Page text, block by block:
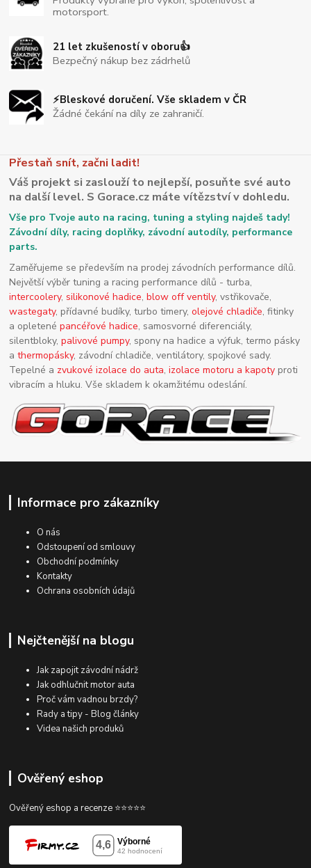
motorsport.
21 let zkušeností v oboru👍
Bezpečný nákup bez zádrhelů
⚡Bleskové doručení. Vše skladem v ČR
Žádné čekání na díly ze zahraničí.
Přestaň snít, začni ladit!
Váš projekt si zaslouží to nejlepší, posuňte své auto
na další level. S Gorace.cz máte vítězství v dohledu.
Vše pro Tvoje auto na racing, tuning a styling najdeš tady!
Závodní díly, racing doplňky, závodní autodíly, performance
parts.
Zaměřujeme se především na prodej závodních performance dílů.
Největší výběr tuning a racing performance dílů - turba,
intercoolery,silikonové hadice,blow off ventily, vstřikovače,
wastegaty, přídavné budíky, turbo timery,olejové chladiče, fitinky
a opletenépancéřové hadice, samosvorné diferenciály,
silentbloky,palivové pumpy, spony na hadice a výfuk, termo pásky
athermopásky, závodní chladiče, ventilátory, spojkové sady.
Tepelné a zvukové izolace do auta,izolace motoru a kapoty proti
vibracím a hluku. Vše skladem k okamžitému odeslání.
Informace pro zákazníky
O nás
Odstoupení od smlouvy
Obchodní podmínky
Kontakty
Ochrana osobních údajů
Nejčtenější na blogu
Jak zapojit závodní nádrž
Jak odhlučnit motor auta
Proč vám vadnou brzdy?
Rady a tipy - Blog články
Videa našich produků
Ověřený eshop
Ověřený eshop a recenze ⭐⭐⭐⭐⭐